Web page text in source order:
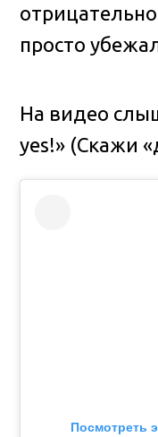
просто
На видео
yes!» (Скажи
Посмотреть